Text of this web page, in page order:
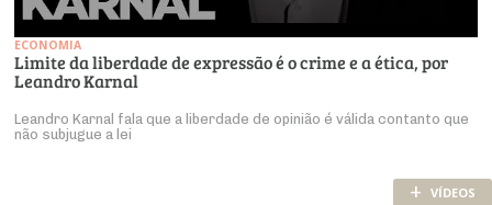
ECONOMIA
Limite da liberdade de expressão é o crime e a ética, por
Leandro Karnal
Leandro Karnal fala que a liberdade de opinião é válida contanto que
não subjugue a lei
+ VÍDEOS